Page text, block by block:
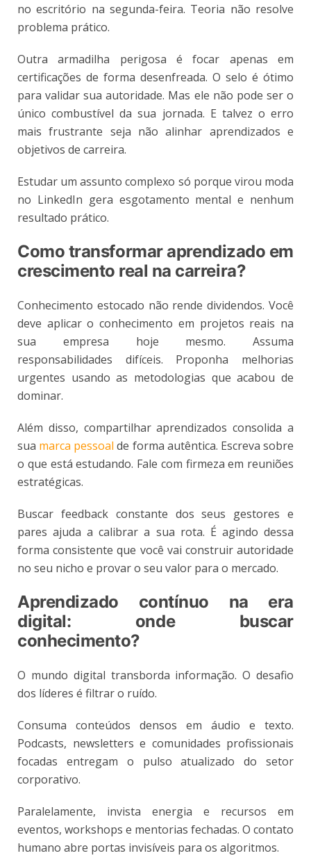
no escritório na segunda-feira. Teoria não resolve
problema prático.
Outra armadilha perigosa é focar apenas em
certificações de forma desenfreada. O selo é ótimo
para validar sua autoridade. Mas ele não pode ser o
único combustível da sua jornada. E talvez o erro
mais frustrante seja não alinhar aprendizados e
objetivos de carreira.
Estudar um assunto complexo só porque virou moda
no LinkedIn gera esgotamento mental e nenhum
resultado prático.
Como transformar aprendizado em
crescimento real na carreira?
Conhecimento estocado não rende dividendos. Você
deve aplicar o conhecimento em projetos reais na
sua empresa hoje mesmo. Assuma
responsabilidades difíceis. Proponha melhorias
urgentes usando as metodologias que acabou de
dominar.
Além disso, compartilhar aprendizados consolida a
sua marca pessoal de forma autêntica. Escreva sobre
o que está estudando. Fale com firmeza em reuniões
estratégicas.
Buscar feedback constante dos seus gestores e
pares ajuda a calibrar a sua rota. É agindo dessa
forma consistente que você vai construir autoridade
no seu nicho e provar o seu valor para o mercado.
Aprendizado contínuo na era
digital: onde buscar
conhecimento?
O mundo digital transborda informação. O desafio
dos líderes é filtrar o ruído.
Consuma conteúdos densos em áudio e texto.
Podcasts, newsletters e comunidades profissionais
focadas entregam o pulso atualizado do setor
corporativo.
Paralelamente, invista energia e recursos em
eventos, workshops e mentorias fechadas. O contato
humano abre portas invisíveis para os algoritmos.